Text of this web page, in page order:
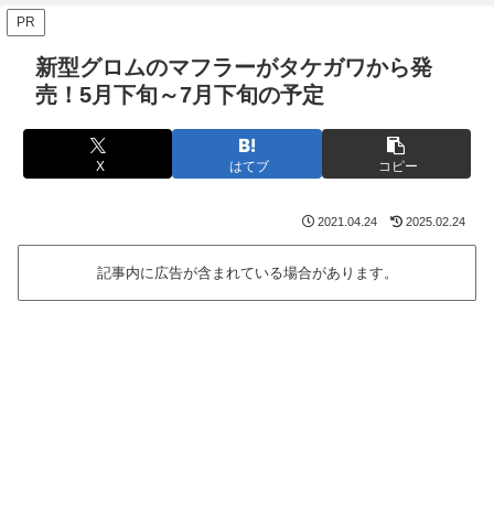
PR
新型グロムのマフラーがタケガワから発
売！5月下旬～7月下旬の予定
X はてブ コピー
2021.04.24 2025.02.24
記事内に広告が含まれている場合があります。